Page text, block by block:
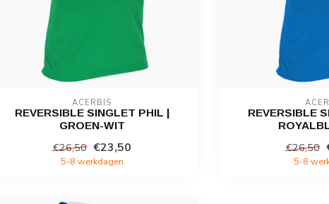
ACERBIS
REVERSIBLE SINGLET PHIL |
GROEN-WIT
€26,50 €23,50
5-8 werkdagen
REVERSIBLE
€26,50
5-8